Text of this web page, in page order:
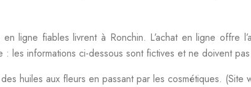
ligne fiables livrent à Ronchin. L’achat en ligne offre
informations ci-dessous sont fictives et ne doivent
huiles aux fleurs en passant par les cosmétiques. (Site